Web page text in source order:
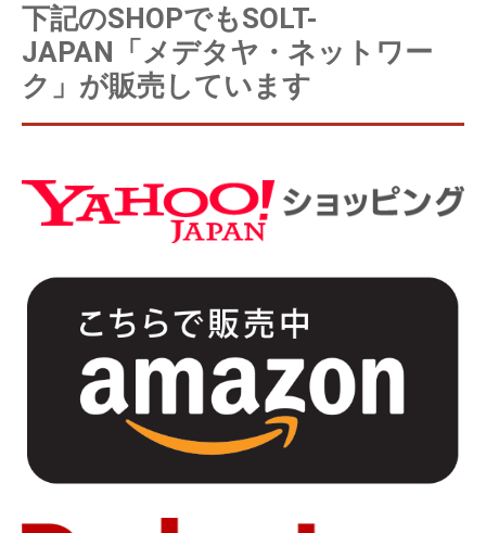
下記のSHOPでもSOLT-
JAPAN「メデタヤ・ネットワー
ク」が販売しています